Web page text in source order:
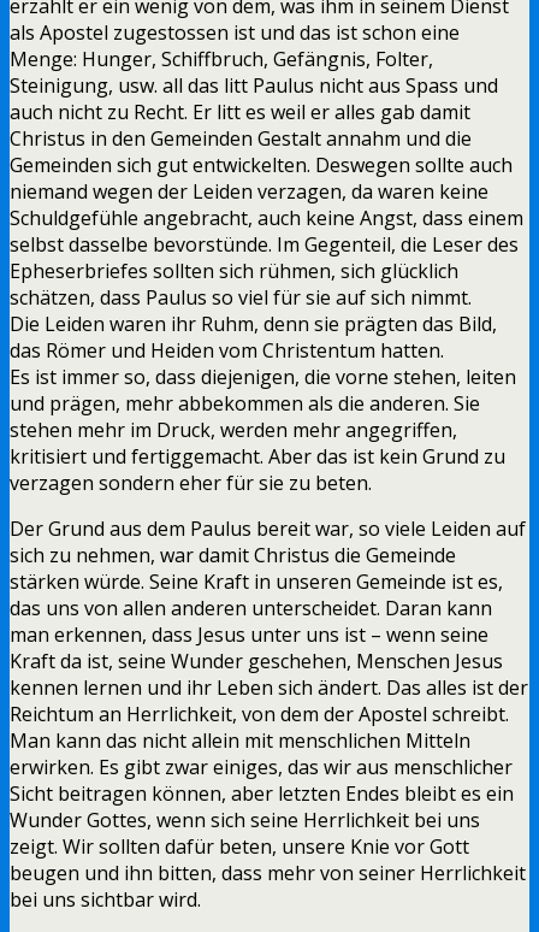
erzählt er ein wenig von dem, was ihm in seinem Dienst
als Apostel zugestossen ist und das ist schon eine
Menge: Hunger, Schiffbruch, Gefängnis, Folter,
Steinigung, usw. all das litt Paulus nicht aus Spass und
auch nicht zu Recht. Er litt es weil er alles gab damit
Christus in den Gemeinden Gestalt annahm und die
Gemeinden sich gut entwickelten. Deswegen sollte auch
niemand wegen der Leiden verzagen, da waren keine
Schuldgefühle angebracht, auch keine Angst, dass einem
selbst dasselbe bevorstünde. Im Gegenteil, die Leser des
Epheserbriefes sollten sich rühmen, sich glücklich
schätzen, dass Paulus so viel für sie auf sich nimmt.
Die Leiden waren ihr Ruhm, denn sie prägten das Bild,
das Römer und Heiden vom Christentum hatten.
Es ist immer so, dass diejenigen, die vorne stehen, leiten
und prägen, mehr abbekommen als die anderen. Sie
stehen mehr im Druck, werden mehr angegriffen,
kritisiert und fertiggemacht. Aber das ist kein Grund zu
verzagen sondern eher für sie zu beten.
Der Grund aus dem Paulus bereit war, so viele Leiden auf
sich zu nehmen, war damit Christus die Gemeinde
stärken würde. Seine Kraft in unseren Gemeinde ist es,
das uns von allen anderen unterscheidet. Daran kann
man erkennen, dass Jesus unter uns ist – wenn seine
Kraft da ist, seine Wunder geschehen, Menschen Jesus
kennen lernen und ihr Leben sich ändert. Das alles ist der
Reichtum an Herrlichkeit, von dem der Apostel schreibt.
Man kann das nicht allein mit menschlichen Mitteln
erwirken. Es gibt zwar einiges, das wir aus menschlicher
Sicht beitragen können, aber letzten Endes bleibt es ein
Wunder Gottes, wenn sich seine Herrlichkeit bei uns
zeigt. Wir sollten dafür beten, unsere Knie vor Gott
beugen und ihn bitten, dass mehr von seiner Herrlichkeit
bei uns sichtbar wird.